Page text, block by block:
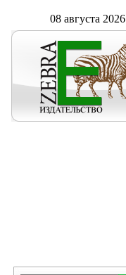
08 августа 2026